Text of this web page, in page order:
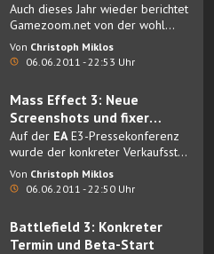
Auch dieses Jahr wieder berichtet
Gamezoom.net von der wohl
wichtigsten Videospiel-Messe der
Welt: derE3 in Los Angeles.
Von Christoph Miklos
06.06.2011 - 22:53 Uhr
Mass Effect 3: Neue
Screenshots und fixer
Termin
Auf der EAE3-Pressekonferenz
wurde der konkreter Verkaufsstart
vonMass Effect 3
bekanntgegeben.
Von Christoph Miklos
06.06.2011 - 22:50 Uhr
Battlefield 3: Konkreter
Termin und Beta-Start